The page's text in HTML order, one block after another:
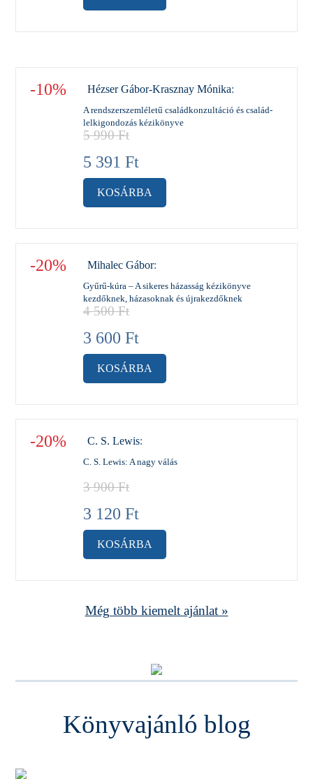
-10% Hézser Gábor-Krasznay Mónika:
A rendszerszemléletű családkonzultáció és család-
lelkigondozás kézikönyve
5 990Ft
5 391 Ft
KOSÁRBA
-20% Mihalec Gábor:
Gyűrű-kúra – A sikeres házasság kézikönyve
kezdőknek, házasoknak és újrakezdőknek
4 500Ft
3 600 Ft
KOSÁRBA
-20% C. S. Lewis:
C. S. Lewis: A nagy válás
3 900Ft
3 120 Ft
KOSÁRBA
Még több kiemelt ajánlat »
Könyvajánló blog